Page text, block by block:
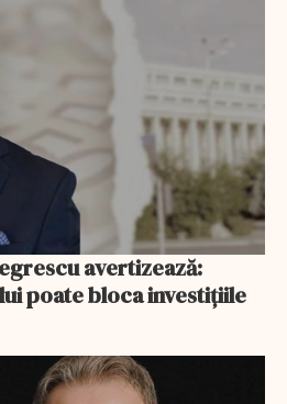
poate bloca investițiile